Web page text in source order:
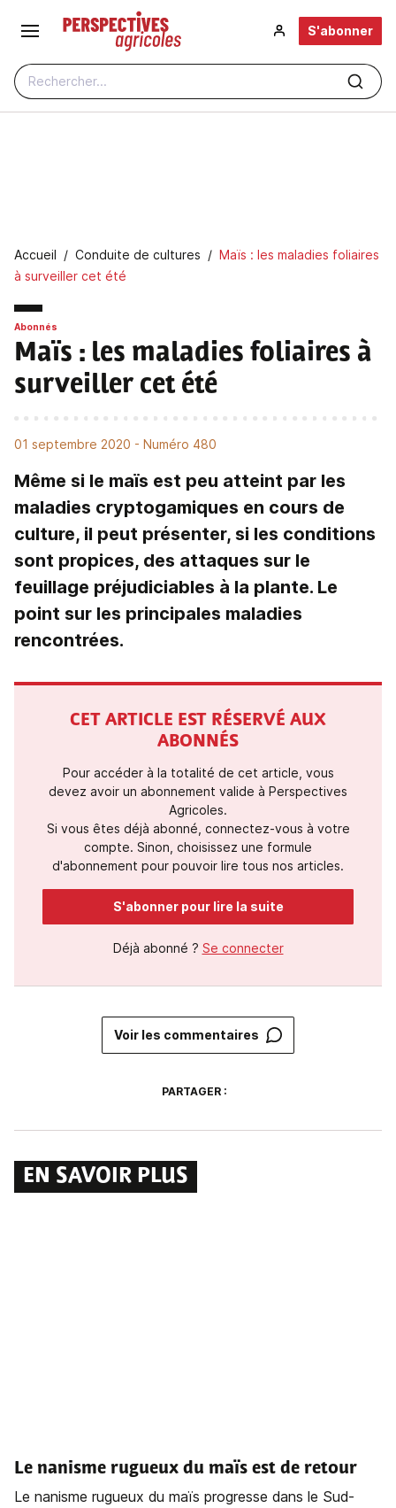
Aller au contenu principal
Rechercher...
S'abonner
Fil d'Ariane
Accueil Conduite de cultures
Maïs : les maladies foliaires
à surveiller cet été
Abonnés
Maïs : les maladies foliaires à
surveiller cet été
01 septembre 2020 - Numéro 480
Même si le maïs est peu atteint par les
maladies cryptogamiques en cours de
culture, il peut présenter, si les conditions
sont propices, des attaques sur le
feuillage préjudiciables à la plante. Le
point sur les principales maladies
rencontrées.
CET ARTICLE EST RÉSERVÉ AUX
ABONNÉS
Pour accéder à la totalité de cet article, vous
devez avoir un abonnement valide à Perspectives
Agricoles.
Si vous êtes déjà abonné, connectez-vous à votre
compte. Sinon, choisissez une formule
d'abonnement pour pouvoir lire tous nos articles.
S'abonner pour lire la suite
Déjà abonné ? Se connecter
Voir les commentaires
PARTAGER :
EN SAVOIR PLUS
Le nanisme rugueux du maïs est de retour
Le nanisme rugueux du maïs progresse dans le Sud-